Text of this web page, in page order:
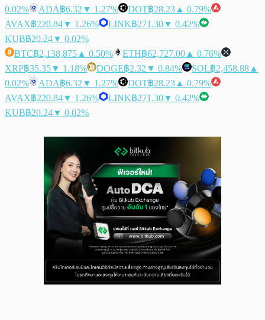
0.02%
ADA฿6.32 ▼ 1.27% DOT฿28.23 ▲ 0.79%
AVAX฿220.84▼ 1.26% LINK฿271.30▼ 0.42%
KUB฿20.24▼ 0.02%
BTC฿2,138,875 ▲ 0.50% ETH฿62,727.00 ▲ 0.76%
XRP฿35.35▼ 1.18% DOGE฿2.32 ▼ 0.84% SOL฿2,458.88 ▲
0.02%
ADA฿6.32 ▼ 1.27% DOT฿28.23 ▲ 0.79%
AVAX฿220.84▼ 1.26% LINK฿271.30▼ 0.42%
KUB฿20.24▼ 0.02%